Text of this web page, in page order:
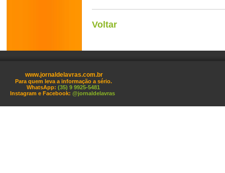
Voltar
www.jornaldelavras.com.br
Para quem leva a informação a sério.
WhatsApp: (35) 9 9925-5481
Instagram e Facebook: @jornaldelavras